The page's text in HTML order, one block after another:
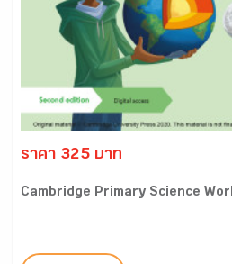
ราคา 325 บาท
Cambridge Primary Science